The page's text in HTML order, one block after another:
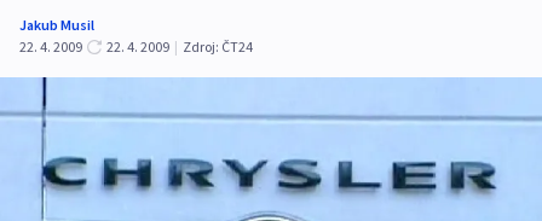
Jakub Musil
22. 4. 2009
22. 4. 2009 | Zdroj: ČT24